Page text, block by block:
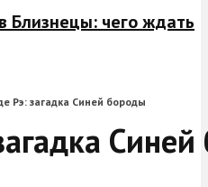
Близнецы: чего ждать
Рэ: загадка Синей бороды